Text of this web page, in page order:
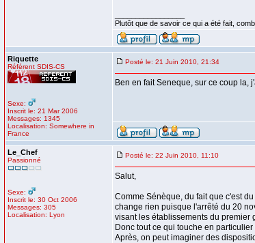
Plutôt que de savoir ce qui a été fait,
Riquette
Référent SDIS-CS
Sexe:
Inscrit le: 21 Mar 2006
Messages: 1345
Localisation: Somewhere in
France
Posté le: 21 Juin 2010, 21:34
Ben en fait Seneque, sur ce coup la,
Le_Chef
Passionné
Sexe:
Inscrit le: 30 Oct 2006
Messages: 305
Localisation: Lyon
Posté le: 22 Juin 2010, 11:10
Salut,
Comme Sénèque, du fait que c'est
change rien puisque l'arrêté du 20
visant les établissements du premier
Donc tout ce qui touche en
Après, on peut imaginer des